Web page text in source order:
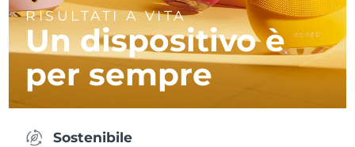
RISULTATI A VITA
Un dispositivo è
per sempre
Sostenibile